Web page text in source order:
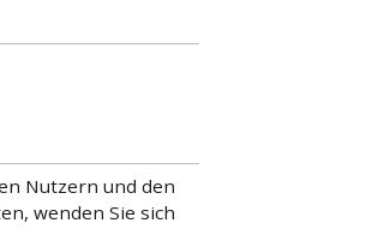
Nutzern und den
wenden Sie sich